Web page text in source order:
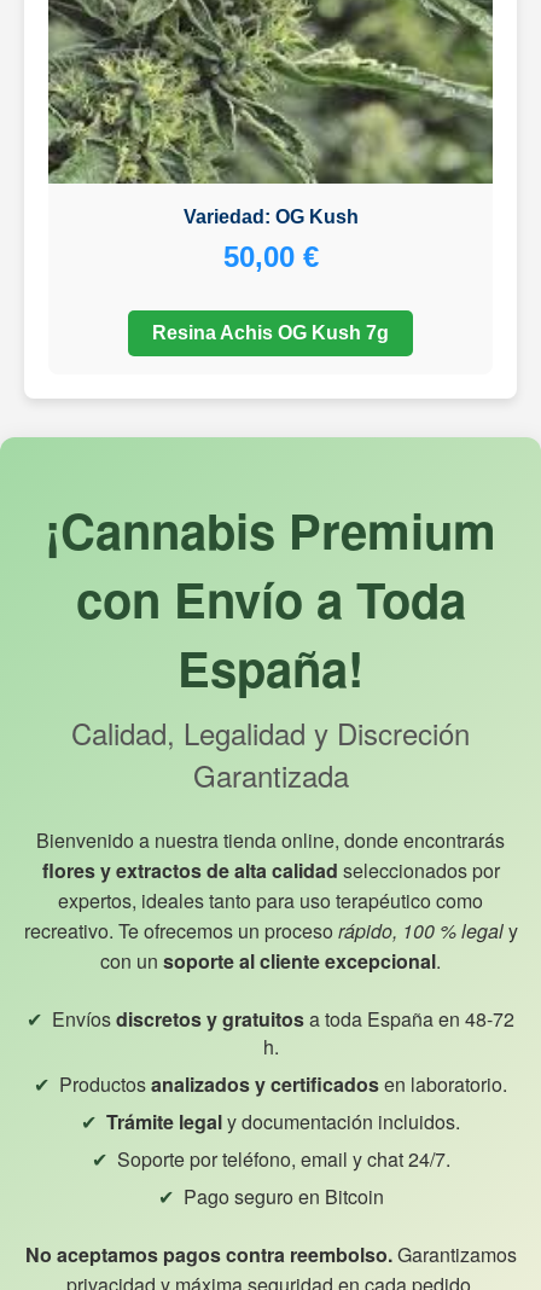
Variedad: OG Kush
50,00 €
Resina Achis OG Kush 7g
¡Cannabis Premium
con Envío a Toda
España!
Calidad, Legalidad y Discreción
Garantizada
Bienvenido a nuestra tienda online, donde encontrarás
flores y extractos de alta calidad seleccionados por
expertos, ideales tanto para uso terapéutico como
recreativo. Te ofrecemos un proceso rápido, 100 % legaly
con un soporte al cliente excepcional.
Envíosdiscretos y gratuitosa toda España en 48-72
h.
Productosanalizados y certificadosen laboratorio.
Trámite legaly documentación incluidos.
Soporte por teléfono, email y chat 24/7.
Pago seguro en Bitcoin
No aceptamos pagos contra reembolso.Garantizamos
privacidad y máxima seguridad en cada pedido.